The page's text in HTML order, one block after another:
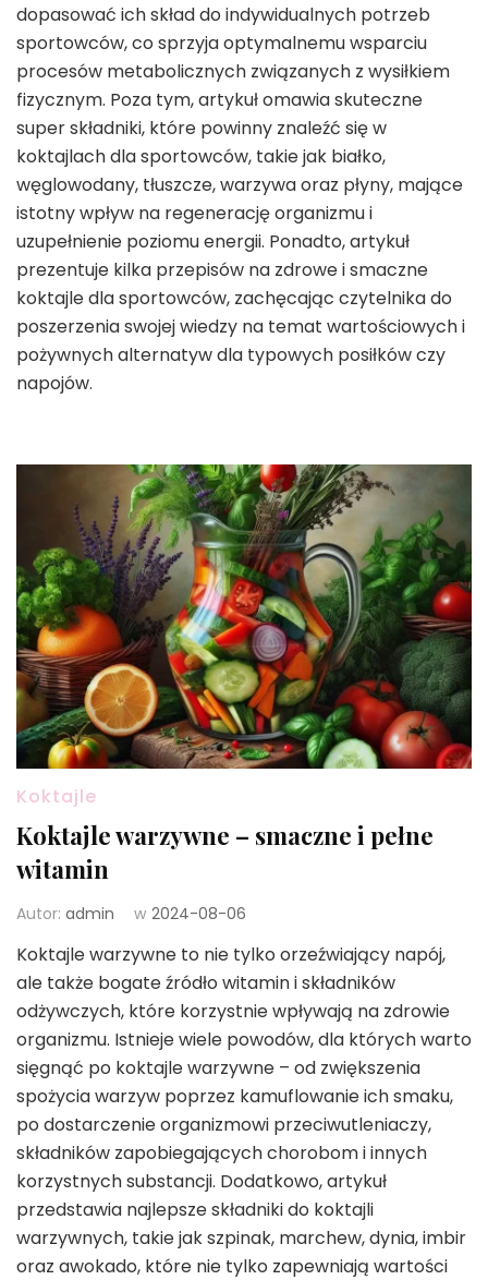
dopasować ich skład do indywidualnych potrzeb
sportowców, co sprzyja optymalnemu wsparciu
procesów metabolicznych związanych z wysiłkiem
fizycznym. Poza tym, artykuł omawia skuteczne
super składniki, które powinny znaleźć się w
koktajlach dla sportowców, takie jak białko,
węglowodany, tłuszcze, warzywa oraz płyny, mające
istotny wpływ na regenerację organizmu i
uzupełnienie poziomu energii. Ponadto, artykuł
prezentuje kilka przepisów na zdrowe i smaczne
koktajle dla sportowców, zachęcając czytelnika do
poszerzenia swojej wiedzy na temat wartościowych i
pożywnych alternatyw dla typowych posiłków czy
napojów.
Koktajle
Koktajle warzywne – smaczne i pełne
witamin
Autor: admin w 2024-08-06
Koktajle warzywne to nie tylko orzeźwiający napój,
ale także bogate źródło witamin i składników
odżywczych, które korzystnie wpływają na zdrowie
organizmu. Istnieje wiele powodów, dla których warto
sięgnąć po koktajle warzywne – od zwiększenia
spożycia warzyw poprzez kamuflowanie ich smaku,
po dostarczenie organizmowi przeciwutleniaczy,
składników zapobiegających chorobom i innych
korzystnych substancji. Dodatkowo, artykuł
przedstawia najlepsze składniki do koktajli
warzywnych, takie jak szpinak, marchew, dynia, imbir
oraz awokado, które nie tylko zapewniają wartości